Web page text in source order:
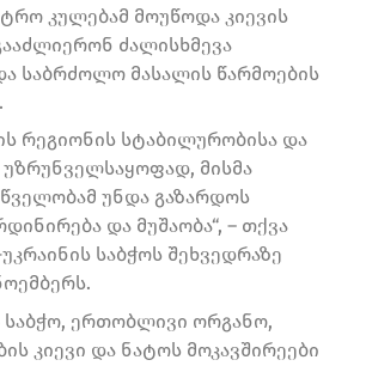
კულებამ მოუწოდა კიევის
ძალისხმევა
საბრძოლო მასალის წარმოების
რეგიონის სტაბილურობისა და
მისმა
უნდა გაზარდოს
და მუშაობა“, – თქვა
საბჭოს შეხვედრაზე
საბჭო, ერთობლივი ორგანო,
კიევი და ნატოს მოკავშირეები